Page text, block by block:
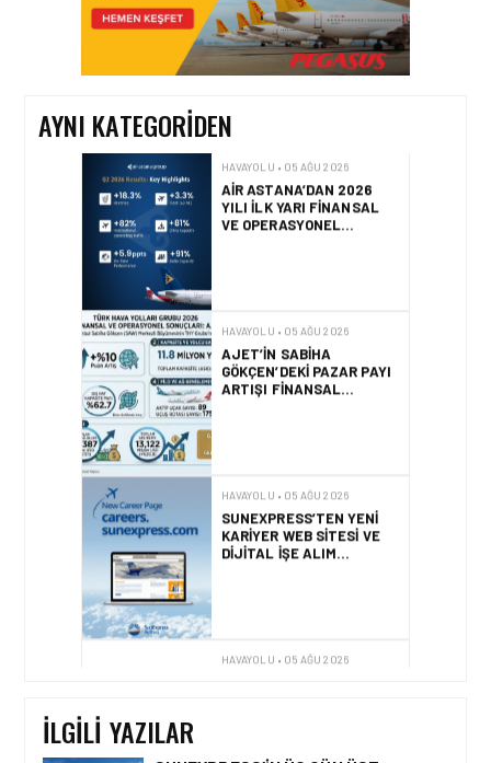
AYNI KATEGORIDEN
CORENDON’DAN YAKIT
VERIMLILIĞI VE
SÜRDÜRÜLEBILIRLIK IÇIN
İŞ BIRLIĞI!
AIR ASTANA’DAN 2026
YILI İLK YARI FINANSAL
VE OPERASYONEL
SONUÇLARI!
AJET’IN SABIHA
GÖKÇEN’DEKI PAZAR PAYI
ARTIŞI FINANSAL
SONUÇLARI NASIL
SUNEXPRESS’TEN YENI
KARIYER WEB SITESI VE
DIJITAL İŞE ALIM
PLATFORMU!
AIR ASTANA, EASIE BY
İLGILI YAZILAR